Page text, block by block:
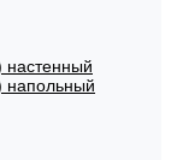
настенный
напольный